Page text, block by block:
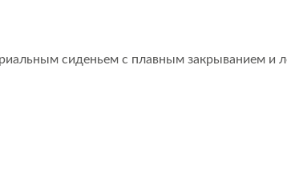
сиденьем с плавным закрыванием и